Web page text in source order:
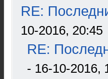
RE:
10-2016, 20:45
RE:
- 16-10-2016,